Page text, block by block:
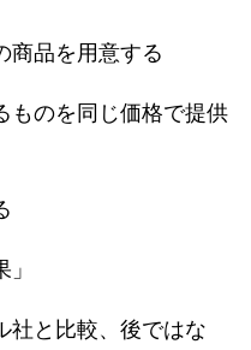
商品を用意する
ものを同じ価格で提供
社と比較、後ではな